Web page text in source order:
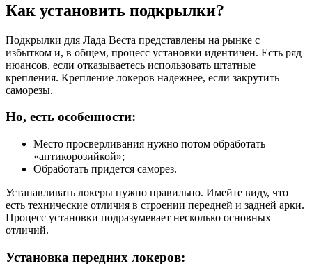
Как установить подкрылки?
Подкрылки для Лада Веста представлены на рынке с
избытком и, в общем, процесс установки идентичен. Есть ряд
нюансов, если отказываетесь использовать штатные
крепления. Крепление локеров надежнее, если закрутить
саморезы.
Но, есть особенности:
Место просверливания нужно потом обработать
«антикорозийкой»;
Обработать придется саморез.
Устанавливать локеры нужно правильно. Имейте виду, что
есть технические отличия в строении передней и задней арки.
Процесс установки подразумевает несколько основных
отличий.
Установка передних локеров: